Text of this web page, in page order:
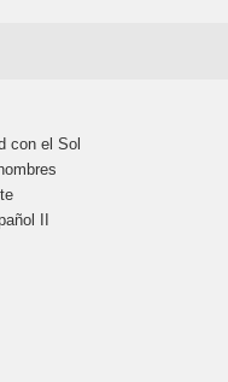
con el Sol
II